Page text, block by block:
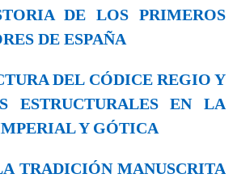
DE LOS PRIMEROS
DE ESPAÑA
DEL CÓDICE REGIO Y
ESTRUCTURALES EN LA
Y GÓTICA
TRADICIÓN MANUSCRITA